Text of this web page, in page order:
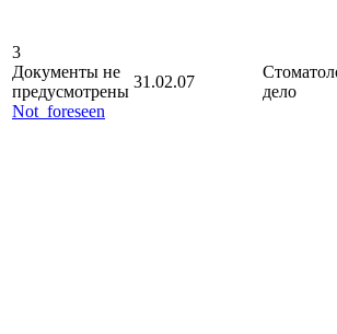
3
Документы не
предусмотрены
Not_foreseen
31.02.07
дело